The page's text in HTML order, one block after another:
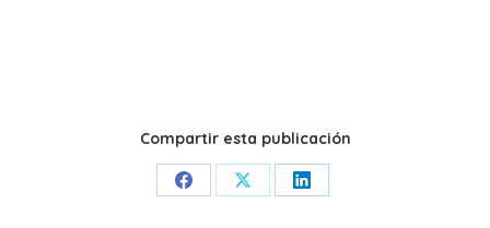
Compartir esta publicación
Share Share Share